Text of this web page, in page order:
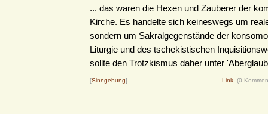
... das waren die Hexen und Zauberer der
Kirche. Es handelte sich keineswegs um
sondern um Sakralgegenstände der
Liturgie und des tschekistischen
sollte den Trotzkismus daher unter
[Sinngebung] Link (0